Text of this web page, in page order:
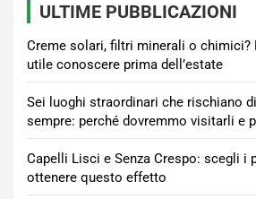
ULTIME PUBBLICAZIONI
Creme solari, filtri minerali o chimici?
utile conoscere prima dell’estate
Sei luoghi straordinari che rischiano
sempre: perché dovremmo visitarli e
Capelli Lisci e Senza Crespo: scegli i
ottenere questo effetto